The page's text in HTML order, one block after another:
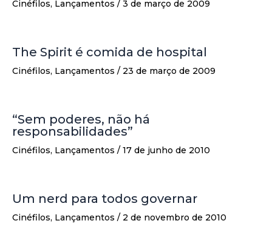
Cinéfilos, Lançamentos / 3 de março de 2009
The Spirit é comida de hospital
Cinéfilos, Lançamentos / 23 de março de 2009
“Sem poderes, não há
responsabilidades”
Cinéfilos, Lançamentos / 17 de junho de 2010
Um nerd para todos governar
Cinéfilos, Lançamentos / 2 de novembro de 2010